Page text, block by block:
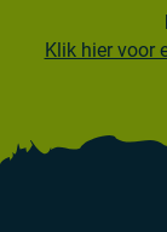
Klik hier voor